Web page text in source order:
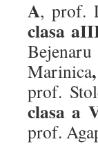
A, prof.
clasa
Marinica,
prof.
clasa a
prof.